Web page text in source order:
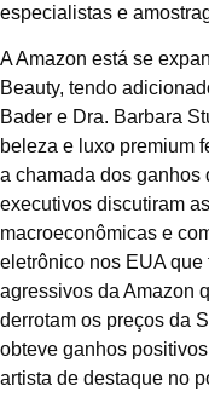
especialistas e
A Amazon está se
Beauty, tendo
Bader e Dra. Barbara
beleza e luxo premium
a chamada dos ganhos
executivos discutiram
macroeconômicas e
eletrônico nos EUA
agressivos da Amazon
derrotam os preços da
obteve ganhos
artista de destaque no